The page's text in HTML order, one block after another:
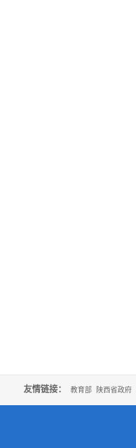
友情链接： 教育部 陕西省政府